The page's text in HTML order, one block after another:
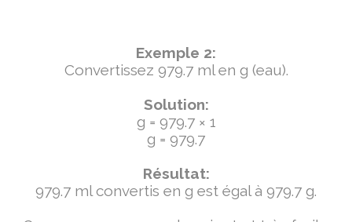
Exemple 2:
Convertissez 979.7 ml en g (eau).
Solution:
g = 979.7 × 1
g = 979.7
Résultat:
979.7 ml convertis en g est égal à 979.7 g.